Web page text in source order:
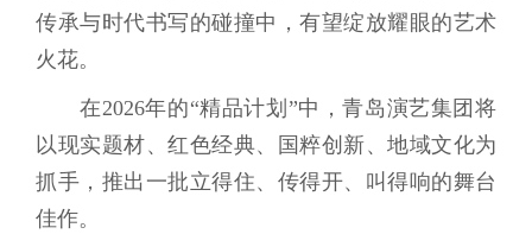
传承与时代书写的碰撞中，有望绽放耀眼的艺术
火花。
在2026年的“精品计划”中，青岛演艺集团将
以现实题材、红色经典、国粹创新、地域文化为
抓手，推出一批立得住、传得开、叫得响的舞台
佳作。